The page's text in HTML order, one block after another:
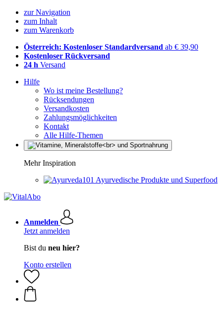
zur Navigation
zum Inhalt
zum Warenkorb
Österreich: Kostenloser Standardversand ab € 39,90
Kostenloser Rückversand
24 h Versand
Hilfe
Wo ist meine Bestellung?
Rücksendungen
Versandkosten
Zahlungsmöglichkeiten
Kontakt
Alle Hilfe-Themen
Mehr Inspiration
Ayurvedische Produkte und Superfood
Anmelden
Jetzt anmelden
Bist du neu hier?
Konto erstellen